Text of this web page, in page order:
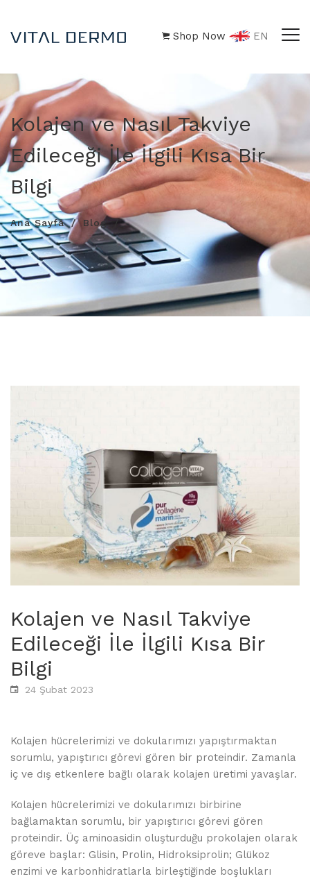
Shop Now EN
Kolajen ve Nasıl Takviye
Edileceği İle İlgili Kısa Bir
Bilgi
Ana Sayfa Blog
Kolajen ve Nasıl Takviye
Edileceği İle İlgili Kısa Bir
Bilgi
24 Şubat 2023
Kolajen hücrelerimizi ve dokularımızı yapıştırmaktan
sorumlu, yapıştırıcı görevi gören bir proteindir. Zamanla
iç ve dış etkenlere bağlı olarak kolajen üretimi yavaşlar.
Kolajen hücrelerimizi ve dokularımızı birbirine
bağlamaktan sorumlu, bir yapıştırıcı görevi gören
proteindir. Üç aminoasidin oluşturduğu prokolajen olarak
göreve başlar: Glisin, Prolin, Hidroksiprolin; Glükoz
enzimi ve karbonhidratlarla birleştiğinde boşlukları